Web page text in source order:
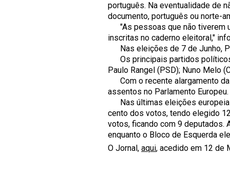
português. Na eventualidade de
documento, português ou norte-
"As pessoas que não tiverem
inscritas no caderno eleitoral,"
Nas eleições de 7 de Junho,
Os principais partidos políticos
Paulo Rangel (PSD); Nuno Melo
Com o recente alargamento da
assentos no Parlamento Europeu.
Nas últimas eleições
cento dos votos, tendo elegido
votos, ficando com 9 deputados.
enquanto o Bloco de Esquerda
O Jornal, aqui, acedido em 12 de